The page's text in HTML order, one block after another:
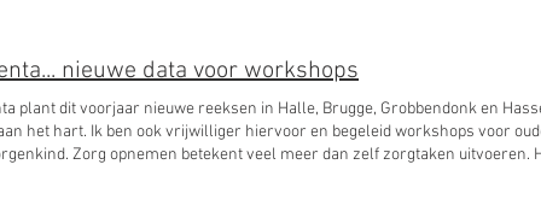
hulpverleners (communicatie en overleg), teamwerk met familie,
en meer : rechten, dossierbeheer, crisismanagement, genieten van
over de modules die momenteel online aangeboden worden, kijk op
nieuwe data voor workshops
plant dit voorjaar nieuwe reeksen in Halle, Brugge, Grobbendonk en
het hart. Ik ben ook vrijwilliger hiervoor en begeleid workshops voor
Zorg opnemen betekent veel meer dan zelf zorgtaken uitvoeren.